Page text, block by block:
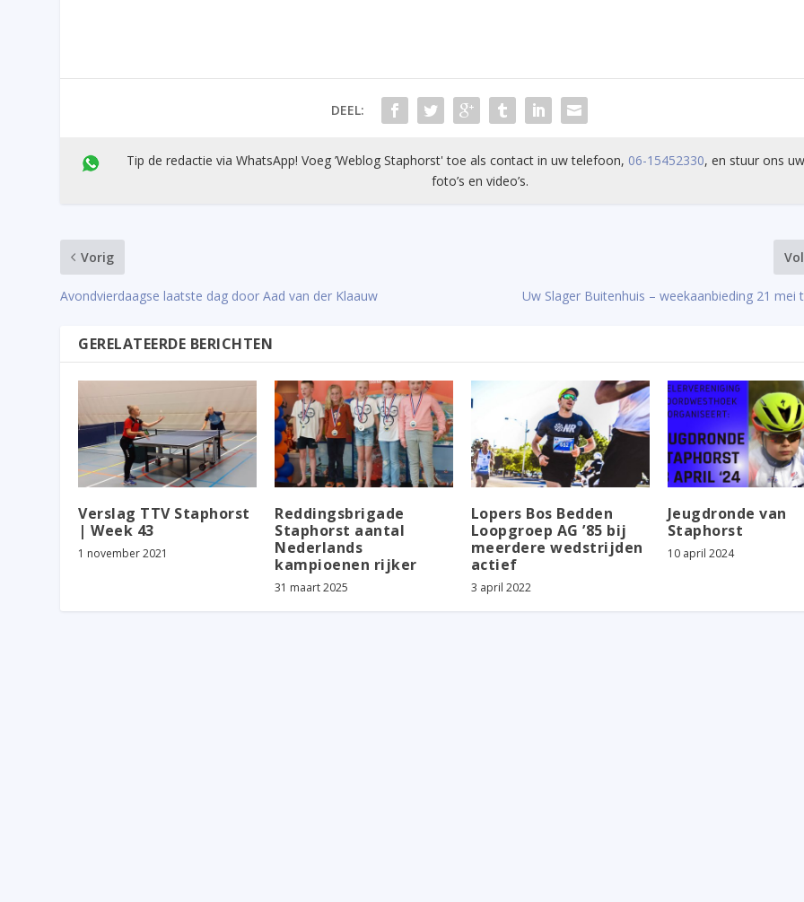
DEEL:
Tip de redactie via WhatsApp! Voeg ’Weblog Staphorst' toe als contact in uw telefoon, 06-15452330, en stuur ons
foto’s en video’s.
Vorig
Avondvierdaagse laatste dag door Aad van der Klaauw Uw Slager Buitenhuis – weekaanbieding 21 mei
GERELATEERDE BERICHTEN
Verslag TTV Staphorst
| Week 43
1 november 2021
Reddingsbrigade
Staphorst aantal
Nederlands
kampioenen rijker
31 maart 2025
Lopers Bos Bedden
Loopgroep AG ’85 bij
meerdere wedstrijden
actief
3 april 2022
Jeugdronde van
Staphorst
10 april 2024